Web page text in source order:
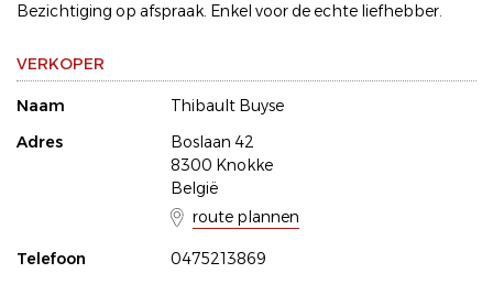
Bezichtiging op afspraak. Enkel voor de echte liefhebber.
VERKOPER
Naam
Thibault Buyse
Adres
Boslaan 42
8300 Knokke
België
route plannen
Telefoon
0475213869